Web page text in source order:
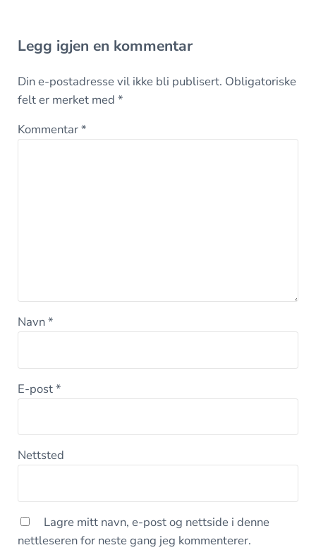
Legg igjen en kommentar
Din e-postadresse vil ikke bli publisert. Obligatoriske
felt er merket med *
Kommentar*
Navn*
E-post*
Nettsted
Lagre mitt navn, e-post og nettside i denne
nettleseren for neste gang jeg kommenterer.